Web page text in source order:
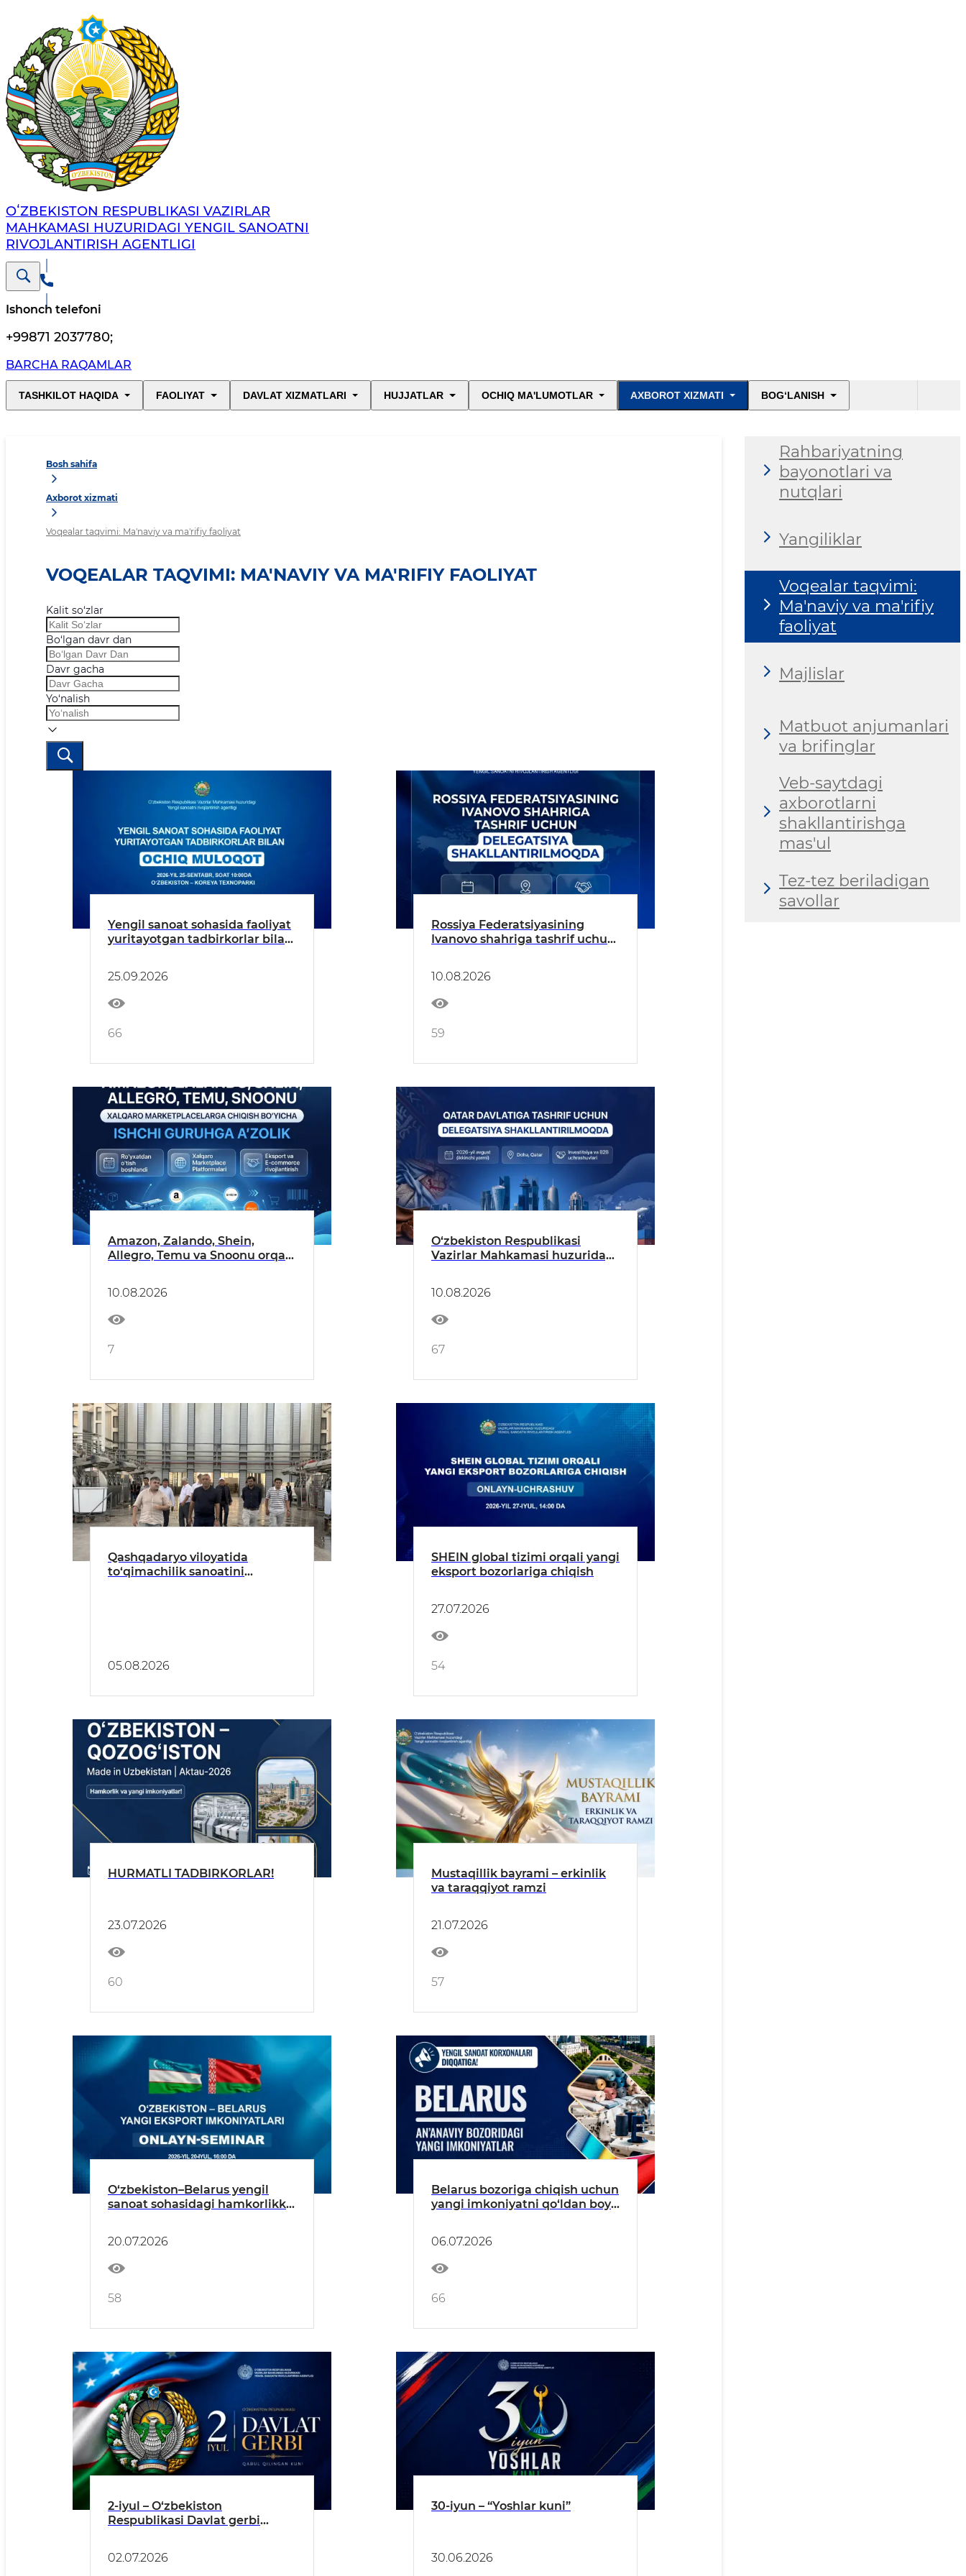
OʻZBEKISTON RESPUBLIKASI VAZIRLAR
MAHKAMASI HUZURIDAGI YENGIL SANOATNI
RIVOJLANTIRISH AGENTLIGI
Ishonch telefoni
+99871 2037780;
BARCHA RAQAMLAR
TASHKILOT HAQIDA FAOLIYAT DAVLAT XIZMATLARI HUJJATLAR OCHIQ MA'LUMOTLAR AXBOROT XIZMATI BOG‘LANISH
Bosh sahifa
Axborot xizmati
Voqealar taqvimi: Ma'naviy va ma'rifiy faoliyat
VOQEALAR TAQVIMI: MA'NAVIY VA MA'RIFIY FAOLIYAT
Kalit so‘zlar
Bo‘lgan davr dan
Davr gacha
Yo‘nalish
Yengil sanoat sohasida faoliyat
yuritayotgan tadbirkorlar bilan
25.09.2026
66
Rossiya Federatsiyasining
Ivanovo shahriga tashrif uchun
shakllantirilmoqda.
10.08.2026
59
Amazon, Zalando, Shein,
Allegro, Temu va Snoonu orqali
10.08.2026
7
O‘zbekiston Respublikasi
Vazirlar Mahkamasi huzuridagi
tashrif uchun delegatsiya
shakllantirmoqda.
10.08.2026
67
Qashqadaryo viloyatida
to‘qimachilik sanoatini
05.08.2026
SHEIN global tizimi orqali yangi
eksport bozorlariga chiqish
27.07.2026
54
HURMATLI TADBIRKORLAR!
23.07.2026
60
Mustaqillik bayrami – erkinlik
va taraqqiyot ramzi
21.07.2026
57
O‘zbekiston–Belarus yengil
sanoat sohasidagi hamkorlikka
20.07.2026
58
Belarus bozoriga chiqish uchun
yangi imkoniyatni qo‘ldan boy
06.07.2026
66
2-iyul – O‘zbekiston
Respublikasi Davlat gerbi
02.07.2026
30-iyun – “Yoshlar kuni”
30.06.2026
Rahbariyatning
bayonotlari va
nutqlari
Yangiliklar
Voqealar taqvimi:
Ma'naviy va ma'rifiy
faoliyat
Majlislar
Matbuot anjumanlari
va brifinglar
Veb-saytdagi
axborotlarni
shakllantirishga
mas'ul
Tez-tez beriladigan
savollar